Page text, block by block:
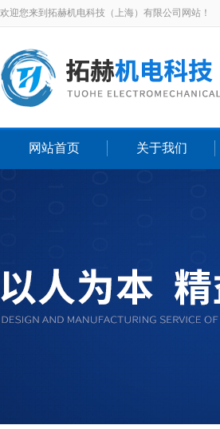
欢迎您来到拓赫机电科技（上海）有限公司网站！
网站首页 关于我们